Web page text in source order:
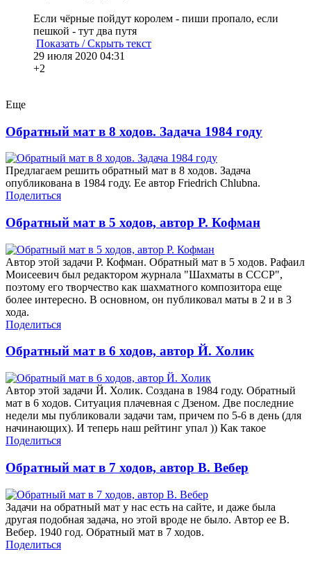
Если чёрные пойдут королем - пиши пропало, если
пешкой - тут два путя
Показать / Скрыть текст
29 июля 2020 04:31
+2
Еще
Обратный мат в 8 ходов. Задача 1984 году
Предлагаем решить обратный мат в 8 ходов. Задача
опубликована в 1984 году. Ее автор Friedrich Chlubna.
Поделиться
Обратный мат в 5 ходов, автор Р. Кофман
Автор этой задачи Р. Кофман. Обратный мат в 5 ходов. Рафаил
Моисеевич был редактором журнала "Шахматы в СССР",
поэтому его творчество как шахматного композитора еще
более интересно. В основном, он публиковал маты в 2 и в 3
хода.
Поделиться
Обратный мат в 6 ходов, автор Й. Холик
Автор этой задачи Й. Холик. Создана в 1984 году. Обратный
мат в 6 ходов. Ситуация плачевная с Дзеном. Две последние
недели мы публиковали задачи там, причем по 5-6 в день (для
начинающих). И теперь наш рейтинг упал )) Как такое
Поделиться
Обратный мат в 7 ходов, автор В. Вебер
Задачи на обратный мат у нас есть на сайте, и даже была
другая подобная задача, но этой вроде не было. Автор ее В.
Вебер. 1940 год. Обратный мат в 7 ходов.
Поделиться